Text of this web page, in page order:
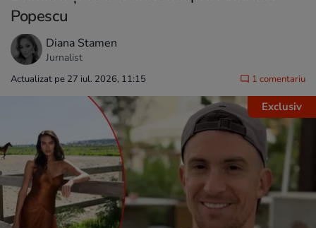
Popescu
Diana Stamen
Jurnalist
Actualizat pe 27 iul. 2026, 11:15 1 comentariu
Exclusiv